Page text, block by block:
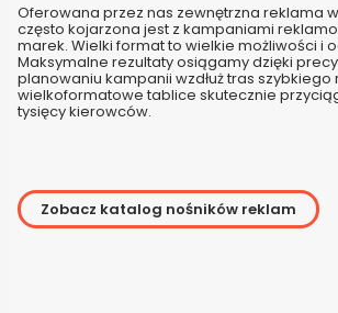
Oferowana przez nas zewnętrzna reklama
często kojarzona jest z kampaniami
marek. Wielki format to wielkie możliwości i
Maksymalne rezultaty osiągamy dzięki
planowaniu kampanii wzdłuż tras szybkiego
wielkoformatowe tablice skutecznie
tysięcy kierowców.
Zobacz katalog nośników reklam